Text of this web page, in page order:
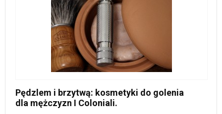
Pędzlem i brzytwą: kosmetyki do golenia
dla mężczyzn I Coloniali.